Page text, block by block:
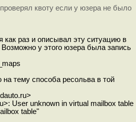
квоту если у юзера не было
как раз и описывал эту ситуацию в
Возможно у этого юзера была запись
тему способа ресольва в той
User unknown in virtual mailbox table
table"